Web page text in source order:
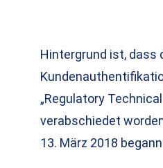
Hintergrund ist, dass
„Regulatory
verabschiedet
13. März 2018